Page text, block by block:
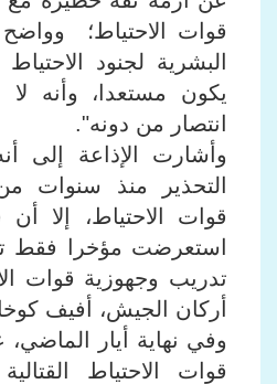
قوات الاحتياط؛
البشرية لجنود
يكون مستعدا، وأنه لا
انتصار من دونه".
وأشارت الإذاعة إلى
التحذير منذ سنوات
قوات الاحتياط، إلا أن
استعرضت مؤخرا فقط
تدريب وجهوزية قوات
أركان الجيش، أفيف
وفي نهاية أيار
قوات الاحتياط